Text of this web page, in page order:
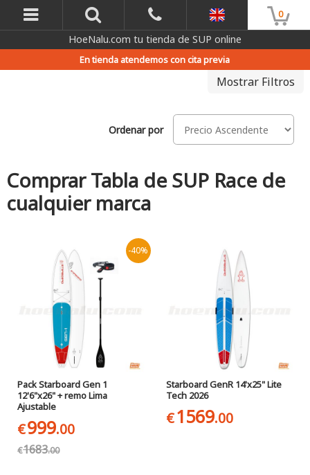
0
HoeNalu.com tu tienda de SUP online
En tienda atendemos con cita previa
Mostrar Filtros
Ordenar por
Comprar Tabla de SUP Race de
cualquier marca
-40%
Pack Starboard Gen 1
12'6"x26" + remo Lima
Ajustable
€999.00
€1683.00
Starboard GenR 14'x25" Lite
Tech 2026
€1569.00